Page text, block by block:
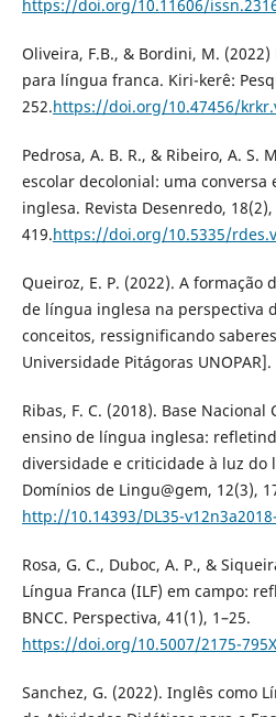
https://doi.org/10.11606/
Oliveira, F.B., & Bordini, M.
para língua franca. Kiri-kerê:
252.https://doi.org/10.47456/
Pedrosa, A. B. R., & Ribeiro, A. S.
escolar decolonial: uma conversa
inglesa. Revista Desenredo, 18(2),
419.https://doi.org/10.5335/
Queiroz, E. P. (2022). A formação
de língua inglesa na perspectiva
conceitos, ressignificando
Universidade Pitágoras UNOPAR].
Ribas, F. C. (2018). Base
ensino de língua inglesa:
diversidade e criticidade à luz do
Domínios de Lingu@gem, 12(3),
http://10.14393/DL35-
Rosa, G. C., Duboc, A. P., &
Língua Franca (ILF) em campo:
BNCC. Perspectiva, 41(1), 1–25.
https://doi.org/10.5007/2175-
Sanchez, G. (2022). Inglês como